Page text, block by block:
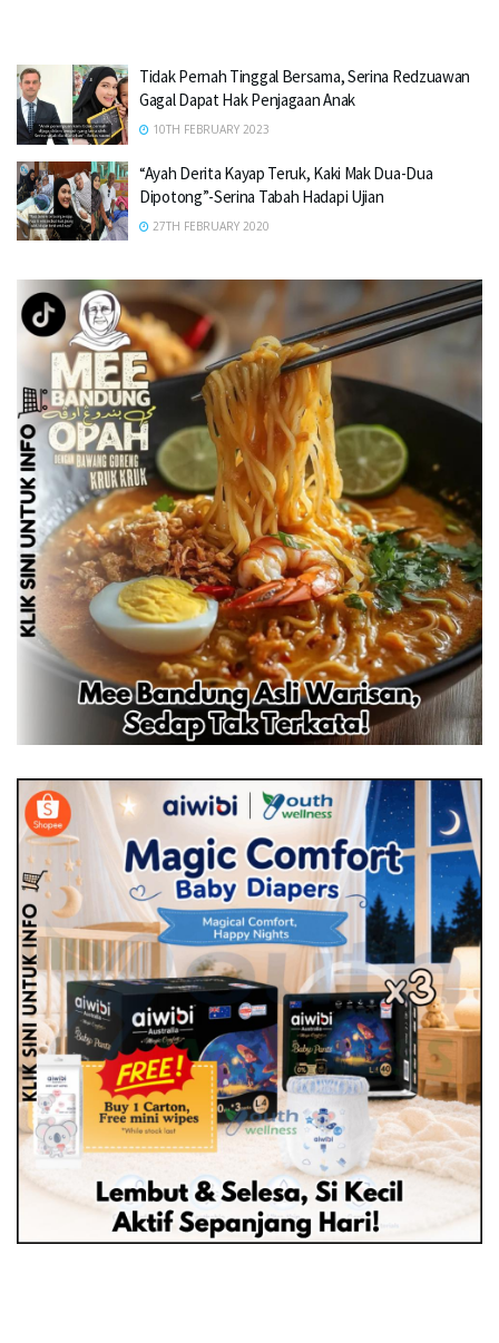
Tidak Pernah Tinggal Bersama, Serina Redzuawan
Gagal Dapat Hak Penjagaan Anak
10TH FEBRUARY 2023
“Ayah Derita Kayap Teruk, Kaki Mak Dua-Dua
Dipotong”-Serina Tabah Hadapi Ujian
27TH FEBRUARY 2020